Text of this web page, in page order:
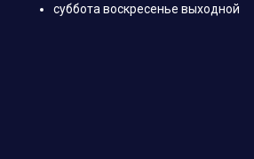
суббота воскресенье выходной